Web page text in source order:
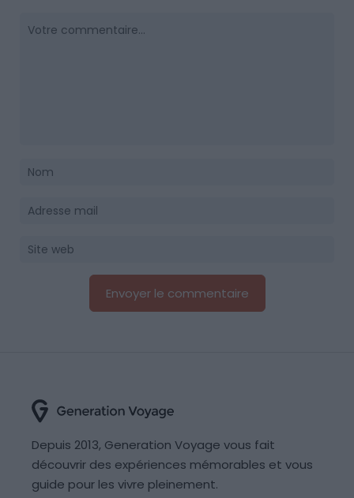
Depuis 2013, Generation Voyage vous fait
découvrir des expériences mémorables et vous
guide pour les vivre pleinement.